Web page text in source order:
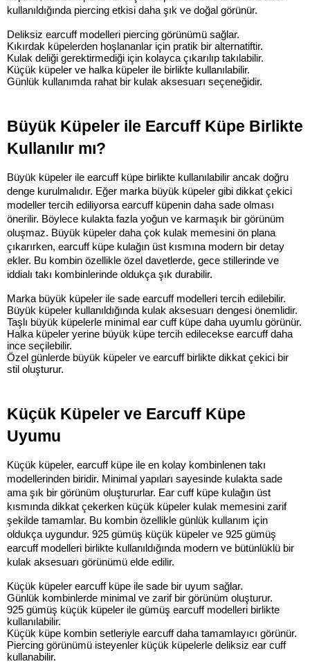
kullanıldığında piercing etkisi daha şık ve doğal görünür.
Deliksiz earcuff modelleri piercing görünümü sağlar.
Kıkırdak küpelerden hoşlananlar için pratik bir alternatiftir.
Kulak deliği gerektirmediği için kolayca çıkarılıp takılabilir.
Küçük küpeler ve halka küpeler ile birlikte kullanılabilir.
Günlük kullanımda rahat bir kulak aksesuarı seçeneğidir.
Büyük Küpeler ile Earcuff Küpe Birlikte
Kullanılır mı?
Büyük küpeler ile earcuff küpe birlikte kullanılabilir ancak doğru
denge kurulmalıdır. Eğer marka büyük küpeler gibi dikkat çekici
modeller tercih ediliyorsa earcuff küpenin daha sade olması
önerilir. Böylece kulakta fazla yoğun ve karmaşık bir görünüm
oluşmaz. Büyük küpeler daha çok kulak memesini ön plana
çıkarırken, earcuff küpe kulağın üst kısmına modern bir detay
ekler. Bu kombin özellikle özel davetlerde, gece stillerinde ve
iddialı takı kombinlerinde oldukça şık durabilir.
Marka büyük küpeler ile sade earcuff modelleri tercih edilebilir.
Büyük küpeler kullanıldığında kulak aksesuarı dengesi önemlidir.
Taşlı büyük küpelerle minimal ear cuff küpe daha uyumlu görünür.
Halka küpeler yerine büyük küpe tercih edilecekse earcuff daha
ince seçilebilir.
Özel günlerde büyük küpeler ve earcuff birlikte dikkat çekici bir
stil oluşturur.
Küçük Küpeler ve Earcuff Küpe
Uyumu
Küçük küpeler, earcuff küpe ile en kolay kombinlenen takı
modellerinden biridir. Minimal yapıları sayesinde kulakta sade
ama şık bir görünüm oluştururlar. Ear cuff küpe kulağın üst
kısmında dikkat çekerken küçük küpeler kulak memesini zarif
şekilde tamamlar. Bu kombin özellikle günlük kullanım için
oldukça uygundur. 925 gümüş küçük küpeler ve 925 gümüş
earcuff modelleri birlikte kullanıldığında modern ve bütünlüklü bir
kulak aksesuarı görünümü elde edilir.
Küçük küpeler earcuff küpe ile sade bir uyum sağlar.
Günlük kombinlerde minimal ve zarif bir görünüm oluşturur.
925 gümüş küçük küpeler ile gümüş earcuff modelleri birlikte
kullanılabilir.
Küçük küpe kombin setleriyle earcuff daha tamamlayıcı görünür.
Piercing görünümü isteyenler küçük küpelerle deliksiz ear cuff
kullanabilir.